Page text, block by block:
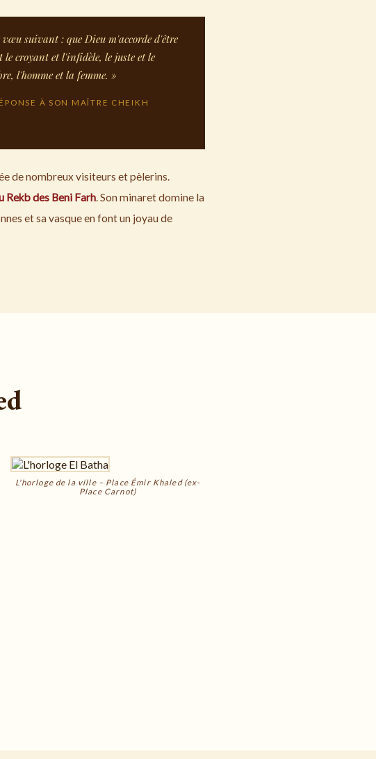
suivant : que Dieu m'accorde d'être
le croyant et l'infidèle, le juste et le
l'homme et la femme. »
À SON MAÎTRE CHEIKH
de nombreux visiteurs et pèlerins.
Rekb des Beni Farh. Son minaret domine la
et sa vasque en font un joyau de
L'horloge de la ville – Place Émir Khaled (ex-
Place Carnot)